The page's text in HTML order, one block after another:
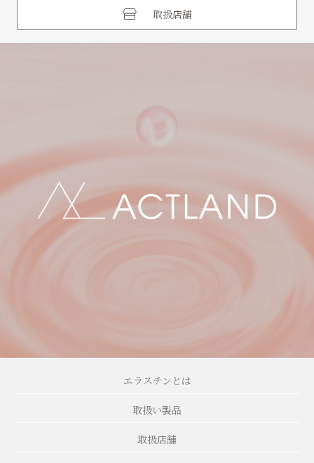
取扱店舗
エラスチンとは
取扱い製品
取扱店舗